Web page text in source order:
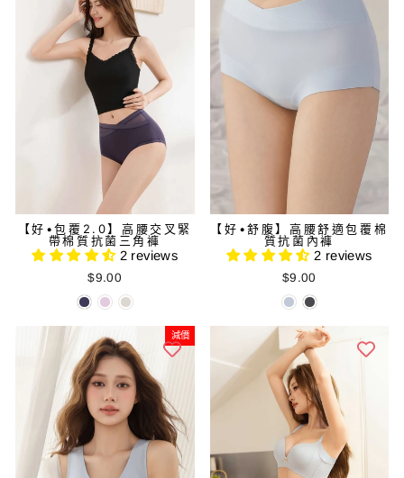
【好•包覆2.0】高腰交叉緊
帶棉質抗菌三角褲
2 reviews
$9.00
【好•舒腹】高腰舒適包覆棉
質抗菌內褲
2 reviews
$9.00
減價